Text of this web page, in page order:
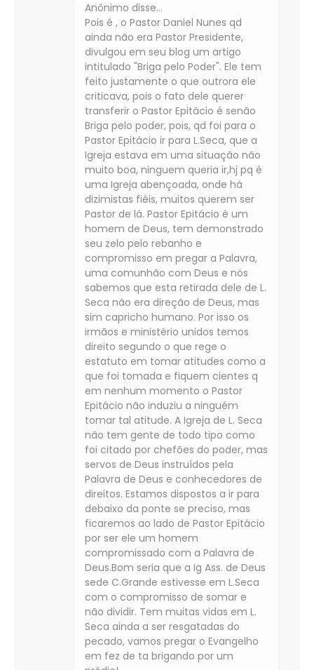
Anônimo disse…
Pois é , o Pastor Daniel Nunes qd
ainda não era Pastor Presidente,
divulgou em seu blog um artigo
intitulado "Briga pelo Poder". Ele tem
feito justamente o que outrora ele
criticava, pois o fato dele querer
transferir o Pastor Epitácio é senão
Briga pelo poder, pois, qd foi para o
Pastor Epitácio ir para L.Seca, que a
Igreja estava em uma situação não
muito boa, ninguem queria ir,hj pq é
uma Igreja abençoada, onde há
dizimistas fiéis, muitos querem ser
Pastor de lá. Pastor Epitácio é um
homem de Deus, tem demonstrado
seu zelo pelo rebanho e
compromisso em pregar a Palavra,
uma comunhão com Deus e nós
sabemos que esta retirada dele de L.
Seca não era direção de Deus, mas
sim capricho humano. Por isso os
irmãos e ministério unidos temos
direito segundo o que rege o
estatuto em tomar atitudes como a
que foi tomada e fiquem cientes q
em nenhum momento o Pastor
Epitácio não induziu a ninguém
tomar tal atitude. A Igreja de L. Seca
não tem gente de todo tipo como
foi citado por chefões do poder, mas
servos de Deus instruídos pela
Palavra de Deus e conhecedores de
direitos. Estamos dispostos a ir para
debaixo da ponte se preciso, mas
ficaremos ao lado de Pastor Epitácio
por ser ele um homem
compromissado com a Palavra de
Deus.Bom seria que a Ig Ass. de Deus
sede C.Grande estivesse em L.Seca
com o compromisso de somar e
não dividir. Tem muitas vidas em L.
Seca ainda a ser resgatadas do
pecado, vamos pregar o Evangelho
em fez de ta brigando por um